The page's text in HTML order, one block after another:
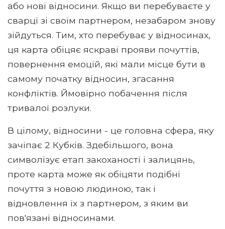
або нові відносини. Якщо ви перебуваєте у
сварці зі своїм партнером, незабаром знову
зійдуться. Тим, хто перебуває у відносинах,
ця карта обіцяє яскраві прояви почуттів,
повернення емоцій, які мали місце бути в
самому початку відносин, згасання
конфліктів. Ймовірно побачення після
тривалої розлуки.
В цілому, відносини - це головна сфера, яку
зачіпає 2 Кубків. Здебільшого, вона
символізує етап закоханості і залицянь,
проте карта може як обіцяти подібні
почуття з новою людиною, так і
відновлення їх з партнером, з яким ви
пов'язані відносинами.